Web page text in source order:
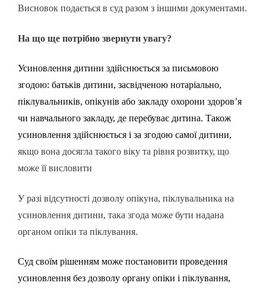
Висновок подається в суд разом з іншими документами.
На що ще потрібно звернути увагу?
Усиновлення дитини здійснюється за письмовою
згодою: батьків дитини, засвідченою нотаріально,
піклувальників, опікунів або закладу охорони здоров’я
чи навчального закладу, де перебуває дитина. Також
усиновлення здійснюється і за згодою самої дитини,
якщо вона досягла такого віку та рівня розвитку, що
може її висловити
У разі відсутності дозволу опікуна, піклувальника на
усиновлення дитини, така згода може бути надана
органом опіки та піклування.
Суд своїм рішенням може постановити проведення
усиновлення без дозволу органу опіки і піклування,